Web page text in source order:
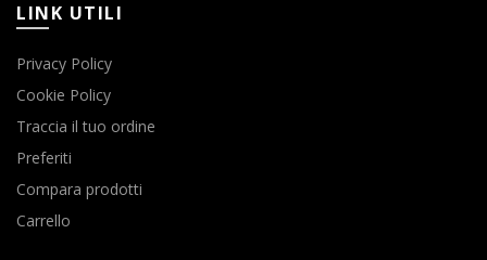
LINK UTILI
Privacy Policy
Cookie Policy
Traccia il tuo ordine
Preferiti
Compara prodotti
Carrello